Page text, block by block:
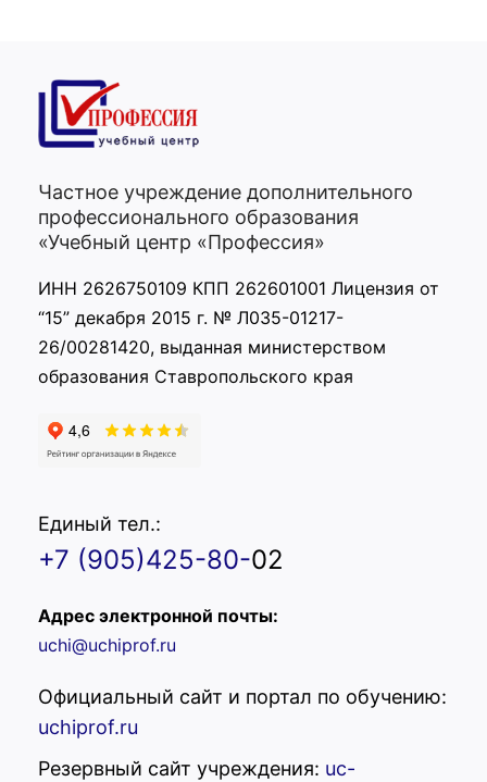
Частное учреждение дополнительного
профессионального образования
«Учебный центр «Профессия»
ИНН 2626750109 КПП 262601001 Лицензия от
“15” декабря 2015 г. № Л035-01217-
26/00281420, выданная министерством
образования Ставропольского края
Единый тел.:
+7 (905)425-80-02
Адрес электронной почты:
uchi@uchiprof.ru
Официальный сайт и портал по обучению:
uchiprof.ru
Резервный сайт учреждения: uc-